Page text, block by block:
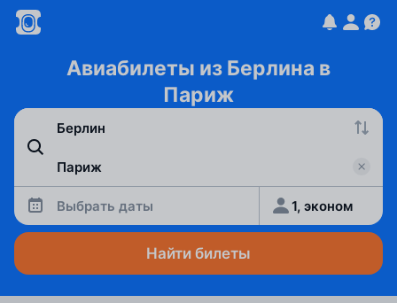
Авиабилеты из Берлина в
Париж
Выбрать даты 1, эконом
Найти билеты